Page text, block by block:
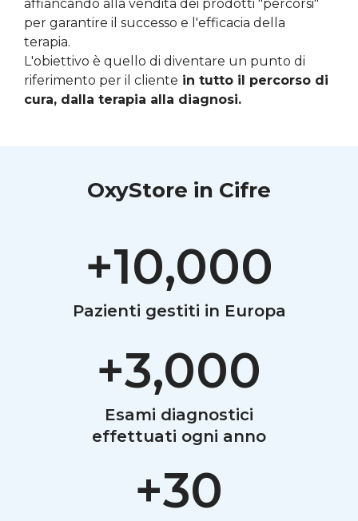
affiancando alla vendita dei prodotti "percorsi"
per garantire il successo e l'efficacia della
terapia.
L'obiettivo è quello di diventare un punto di
riferimento per il cliente in tutto il percorso di
cura, dalla terapia alla diagnosi.
OxyStore in Cifre
+10,000
Pazienti gestiti in Europa
+3,000
Esami diagnostici
effettuati ogni anno
+30